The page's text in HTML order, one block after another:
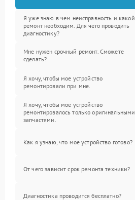
Я уже знаю в чем неисправность и какой
ремонт необходим. Для чего проводить
диагностику?
Мне нужен срочный ремонт. Сможете
сделать?
Я хочу, чтобы мое устройство
ремонтировали при мне.
Я хочу, чтобы мое устройство
ремонтировалось только оригинальными
запчастями.
Как я узнаю, что мое устройство готово?
От чего зависит срок ремонта техники?
Диагностика проводится бесплатно?